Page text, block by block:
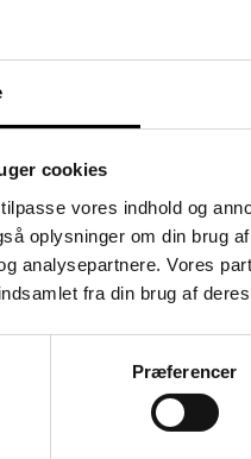
cookies
vores indhold og
oplysninger om din brug
analysepartnere. Vores
fra din brug af
Præferencer
Flyndervej 3,
2450